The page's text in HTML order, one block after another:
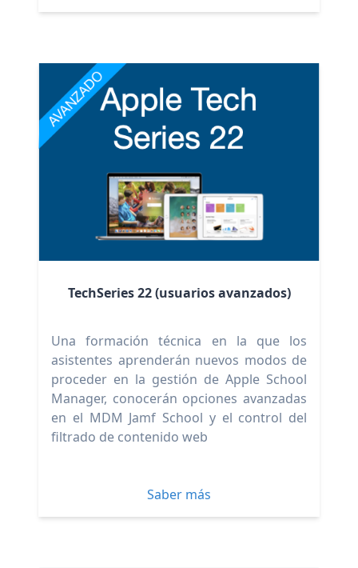
TechSeries 22 (usuarios avanzados)
Una formación técnica en la que los
asistentes aprenderán nuevos modos de
proceder en la gestión de Apple School
Manager, conocerán opciones avanzadas
en el MDM Jamf School y el control del
filtrado de contenido web
Saber más